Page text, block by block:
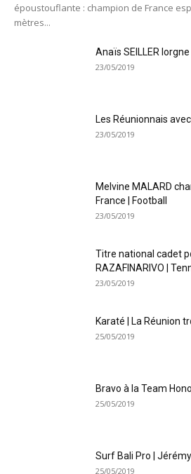
époustouflante : champion de France
mètres...
Anaïs SEILLER
23/05/2019
Les Réunionnais
23/05/2019
Melvine MALARD
France | Football
23/05/2019
Titre national cadet
RAZAFINARIVO |
23/05/2019
Karaté | La Réunion
25/05/2019
Bravo à la Team
25/05/2019
Surf Bali Pro |
25/05/2019